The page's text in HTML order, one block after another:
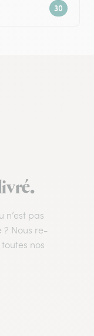
n’est pas
Nous re-
nos